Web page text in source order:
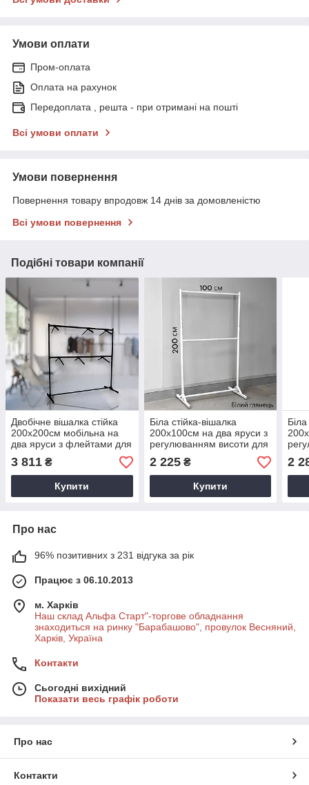
Умови оплати
Пром-оплата
Оплата на рахунок
Передоплата , решта - при отримані на пошті
Всі умови оплати
Умови повернення
Повернення товару впродовж 14 днів за домовленістю
Всі умови повернення
Подібні товари компанії
Двобічне вішалка стійка
200х200см мобільна на
два яруси з флейтами для
одягу
3 811 ₴
Купити
Біла стійка-вішалка
200х100см на два яруси з
регулюванням висоти для
одягу
2 225₴
Купити
2
Про нас
96% позитивних з 231 відгука за рік
Працює з 06.10.2013
м. Харків
Наш склад Альфа Старт"-торгове обладнання
знаходиться на ринку "Барабашово", провулок Весняний,
Харків, Україна
Контакти
Сьогодні вихідний
Показати весь графік роботи
Про нас
Контакти